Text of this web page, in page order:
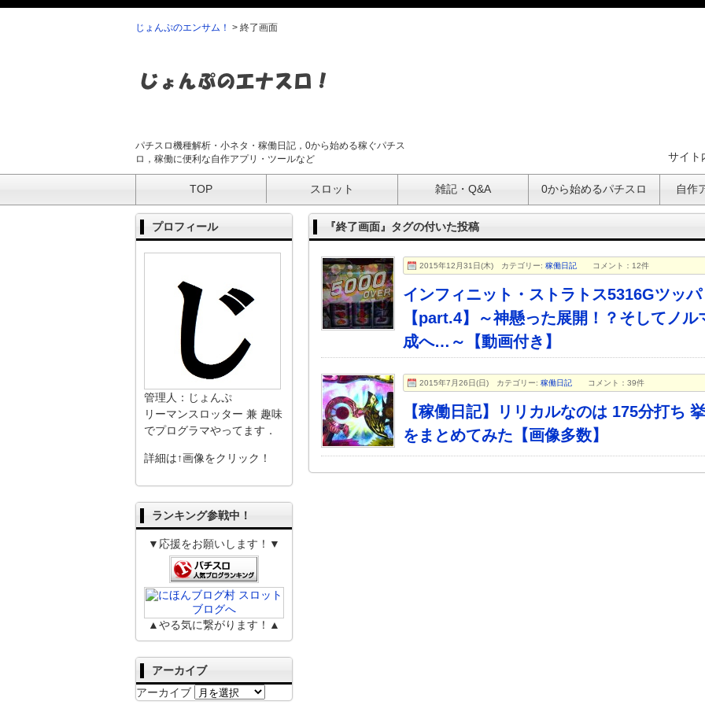
じょんぷのエンサム！ > 終了画面
パチスロ機種解析・小ネタ・稼働日記，0から始める稼ぐパチス
ロ，稼働に便利な自作アプリ・ツールなど
サイ
TOP スロット 雑記・Q&A 0から始めるパチスロ 自作
『終了画面』タグの付いた投稿
2015年12月31日(木) カテゴリー: 稼働日記 コメント：12件
インフィニット・ストラトス5316Gツッパ
【part.4】～神懸った展開！？そしてノル
成へ…～【動画付き】
2015年7月26日(日) カテゴリー: 稼働日記 コメント：39件
【稼働日記】リリカルなのは 175分打ち
をまとめてみた【画像多数】
プロフィール
管理人：じょんぷ
リーマンスロッター 兼 趣味
でプログラマやってます．
詳細は↑画像をクリック！
ランキング参戦中！
▼応援をお願いします！▼
▲やる気に繋がります！▲
アーカイブ
アーカイブ